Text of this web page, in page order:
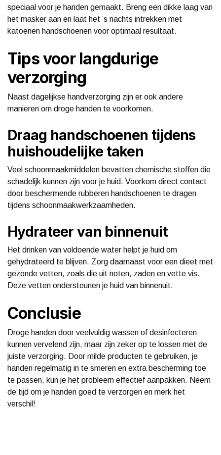
speciaal voor je handen gemaakt. Breng een dikke laag van
het masker aan en laat het ’s nachts intrekken met
katoenen handschoenen voor optimaal resultaat.
Tips voor langdurige
verzorging
Naast dagelijkse handverzorging zijn er ook andere
manieren om droge handen te voorkomen.
Draag handschoenen tijdens
huishoudelijke taken
Veel schoonmaakmiddelen bevatten chemische stoffen die
schadelijk kunnen zijn voor je huid. Voorkom direct contact
door beschermende rubberen handschoenen te dragen
tijdens schoonmaakwerkzaamheden.
Hydrateer van binnenuit
Het drinken van voldoende water helpt je huid om
gehydrateerd te blijven. Zorg daarnaast voor een dieet met
gezonde vetten, zoals die uit noten, zaden en vette vis.
Deze vetten ondersteunen je huid van binnenuit.
Conclusie
Droge handen door veelvuldig wassen of desinfecteren
kunnen vervelend zijn, maar zijn zeker op te lossen met de
juiste verzorging. Door milde producten te gebruiken, je
handen regelmatig in te smeren en extra bescherming toe
te passen, kun je het probleem effectief aanpakken. Neem
de tijd om je handen goed te verzorgen en merk het
verschil!